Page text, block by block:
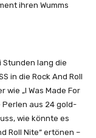
ihren Wumms
Stunden lang die
in die Rock And Roll
wie „I Was Made For
Perlen aus 24 gold-
wie könnte es
Roll Nite“ ertönen –